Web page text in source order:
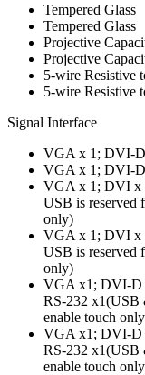
Tempered Glass
Tempered Glass
Projective
Projective
5-wire Resistive
5-wire Resistive
Signal Interface
VGA x 1; DVI-
VGA x 1; DVI-
VGA x 1; DVI x
USB is reserved
only)
VGA x 1; DVI x
USB is reserved
only)
VGA x1; DVI-D
RS-232 x1(USB
enable touch
VGA x1; DVI-D
RS-232 x1(USB
enable touch